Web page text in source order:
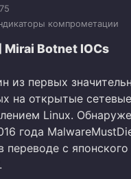
компрометации
Mirai Botnet IOCs
из первых
на открытые
Linux.
года
переводе с японского